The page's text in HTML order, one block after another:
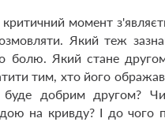
момент
Який теж
болю. Який стане
тим, хто його
буде добрим другом?
на кривду? І до чого